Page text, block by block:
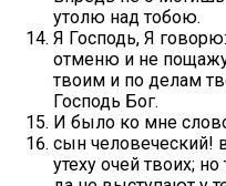
утолю над тобою.
Я Господь, Я
отменю и не
твоим и по делам
Господь Бог.
И было ко мне
сын человеческий!
утеху очей твоих;